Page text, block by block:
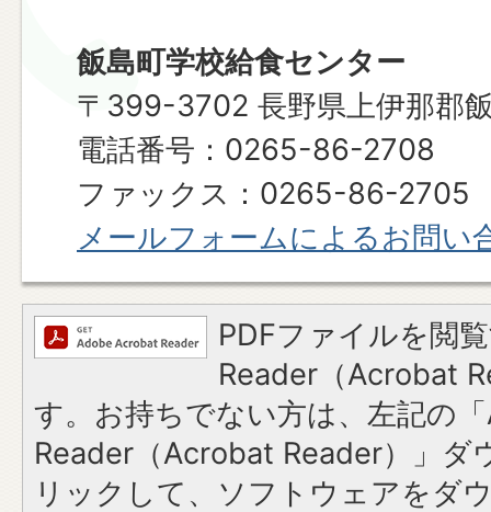
飯島町学校給食センター
〒399-3702 長野県上伊那郡
電話番号：0265-86-2708
ファックス：0265-86-2705
メールフォームによるお問い
PDFファイルを閲
Reader（Acrobat
す。お持ちでない方は、左記の
Reader（Acrobat Reader）」ダ
リックして、ソフトウェアをダ